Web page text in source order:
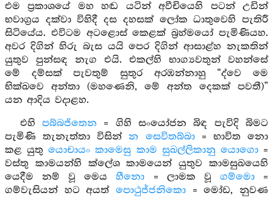
එම ප්‍රකාශයේ මහ හඬ යටින් අවීචියෙහි පටන් උඩින්
භවාග්‍රය දක්වා විහිදී දස දහසක් ලෝක ධාතුවෙහි පැතිරී
සිටියේය. එවිටම අටළොස් කෙළක් බ්‍රහ්මයෝ පැමිණියහ.
අවර දිගින් හිරු බැස යයි පෙර දිගින් ආසාළ්හ නැකතින්
යුතුව පුන්සඳ නැග එයි. එකල්හි භාග්‍යවතුන් වහන්සේ
මේ දම්සක් පැවතුම් සුතුර අරඹන්නාහු “ද්වෙ මෙ
භික්ඛවෙ අන්තා (මහණෙනි, මේ අන්ත දෙකක් පවතී)”
යන ආදිය වදාළහ.
එහි පබ්බජිතෙන = ගිහි සංයෝජන බිඳ පැවිදි බිමට
පැමිණි තැනැත්තා විසින්න සෙවිතබ්බා= භාවිත නො
කළ යුතුයොචායං කාමෙසු කාම සුඛල්ලිකානු යොගො=
වස්තු කාමයන්හි ක්ලේශ කාමයෙන් යුතුව කාමසුඛයෙහි
යෙදීම නම් වූ මෙයහීනො = ලාමක වූ ගම්මො=
ගම්වැසියන් හට අයත් පොථුජ්ජනිකො = මෝඩ, නුවණ